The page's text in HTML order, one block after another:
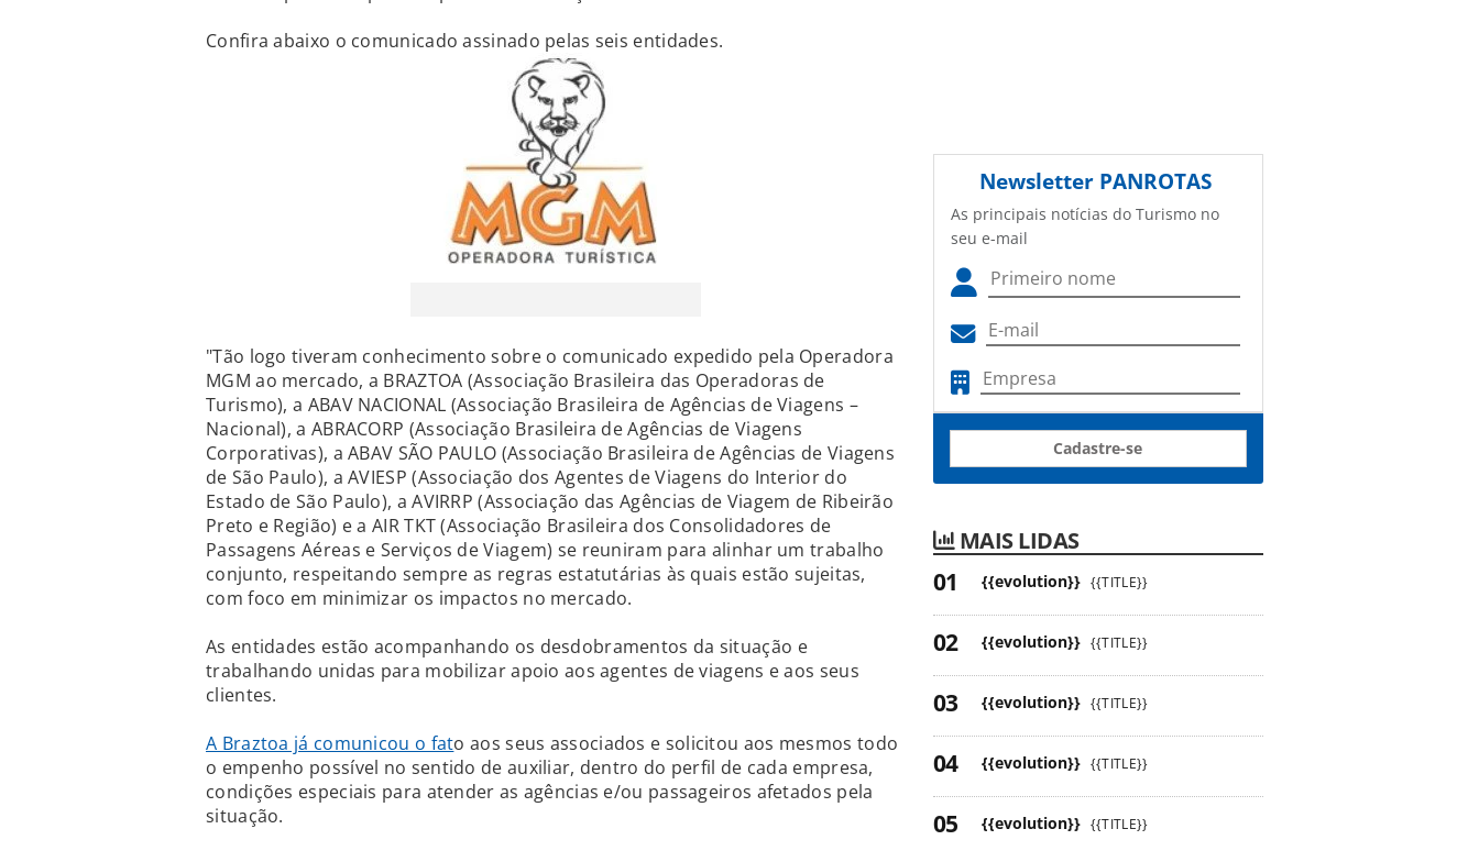
Confira abaixo o comunicado assinado pelas seis entidades.
"Tão logo tiveram conhecimento sobre o comunicado expedido pela Operadora
MGM ao mercado, a BRAZTOA (Associação Brasileira das Operadoras de
Turismo), a ABAV NACIONAL (Associação Brasileira de Agências de Viagens –
Nacional), a ABRACORP (Associação Brasileira de Agências de Viagens
Corporativas), a ABAV SÃO PAULO (Associação Brasileira de Agências de Viagens
de São Paulo), a AVIESP (Associação dos Agentes de Viagens do Interior do
Estado de São Paulo), a AVIRRP (Associação das Agências de Viagem de Ribeirão
Preto e Região) e a AIR TKT (Associação Brasileira dos Consolidadores de
Passagens Aéreas e Serviços de Viagem) se reuniram para alinhar um trabalho
conjunto, respeitando sempre as regras estatutárias às quais estão sujeitas,
com foco em minimizar os impactos no mercado.
As entidades estão acompanhando os desdobramentos da situação e
trabalhando unidas para mobilizar apoio aos agentes de viagens e aos seus
clientes.
A Braztoa já comunicou o fato aos seus associados e solicitou aos mesmos todo
o empenho possível no sentido de auxiliar, dentro do perfil de cada empresa,
condições especiais para atender as agências e/ou passageiros afetados pela
situação.
Newsletter PANROTAS
As principais notícias do Turismo no
seu e-mail
Cadastre-se
MAIS LIDAS
{{evolution}} {{TITLE}}
{{evolution}} {{TITLE}}
{{evolution}} {{TITLE}}
{{evolution}} {{TITLE}}
{{evolution}} {{TITLE}}